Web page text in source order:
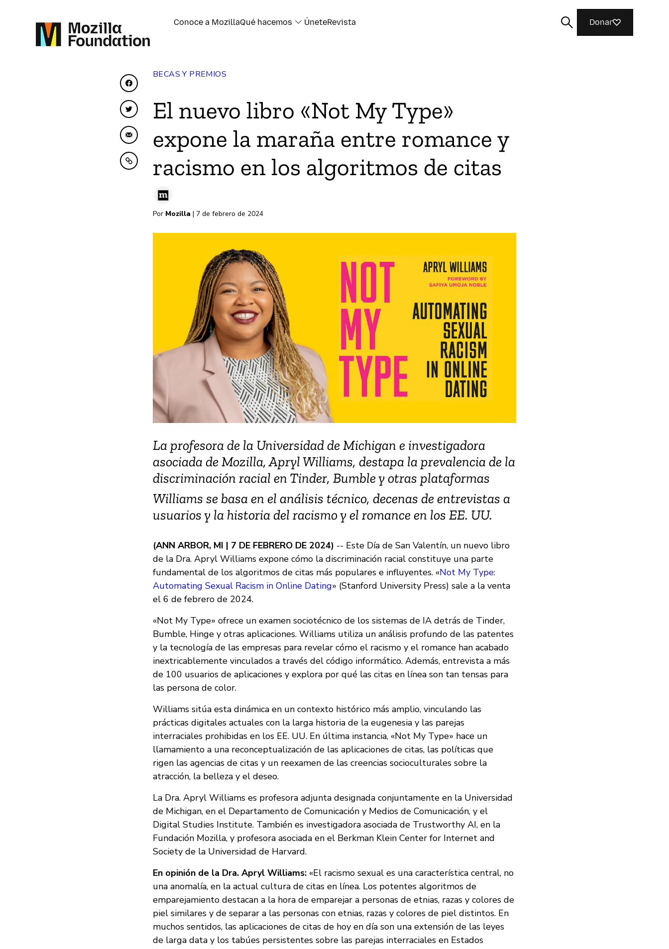
Conoce a MozillaQué hacemos ÚneteRevista Donar
Compartir en Facebook
Compartir en Twitter
Compartir por correo electrónico
Copiar al portapapeles
BECAS Y PREMIOS
El nuevo libro «Not My Type»
expone la maraña entre romance y
racismo en los algoritmos de citas
Por Mozilla | 7 de febrero de 2024
La profesora de la Universidad de Michigan e investigadora
asociada de Mozilla, Apryl Williams, destapa la prevalencia de la
discriminación racial en Tinder, Bumble y otras plataformas
Williams se basa en el análisis técnico, decenas de entrevistas a
usuarios y la historia del racismo y el romance en los EE. UU.
(ANN ARBOR, MI | 7 DE FEBRERO DE 2024) -- Este Día de San Valentín, un nuevo libro
de la Dra. Apryl Williams expone cómo la discriminación racial constituye una parte
fundamental de los algoritmos de citas más populares e influyentes. «Not My Type:
Automating Sexual Racism in Online Dating» (Stanford University Press) sale a la venta
el 6 de febrero de 2024.
«Not My Type» ofrece un examen sociotécnico de los sistemas de IA detrás de Tinder,
Bumble, Hinge y otras aplicaciones. Williams utiliza un análisis profundo de las patentes
y la tecnología de las empresas para revelar cómo el racismo y el romance han acabado
inextricablemente vinculados a través del código informático. Además, entrevista a más
de 100 usuarios de aplicaciones y explora por qué las citas en línea son tan tensas para
las persona de color.
Williams sitúa esta dinámica en un contexto histórico más amplio, vinculando las
prácticas digitales actuales con la larga historia de la eugenesia y las parejas
interraciales prohibidas en los EE. UU. En última instancia, «Not My Type» hace un
llamamiento a una reconceptualización de las aplicaciones de citas, las políticas que
rigen las agencias de citas y un reexamen de las creencias socioculturales sobre la
atracción, la belleza y el deseo.
La Dra. Apryl Williams es profesora adjunta designada conjuntamente en la Universidad
de Michigan, en el Departamento de Comunicación y Medios de Comunicación, y el
Digital Studies Institute. También es investigadora asociada de Trustworthy AI, en la
Fundación Mozilla, y profesora asociada en el Berkman Klein Center for Internet and
Society de la Universidad de Harvard.
En opinión de la Dra. Apryl Williams: «El racismo sexual es una característica central, no
una anomalía, en la actual cultura de citas en línea. Los potentes algoritmos de
emparejamiento destacan a la hora de emparejar a personas de etnias, razas y colores de
piel similares y de separar a las personas con etnias, razas y colores de piel distintos. En
muchos sentidos, las aplicaciones de citas de hoy en día son una extensión de las leyes
de larga data y los tabúes persistentes sobre las parejas interraciales en Estados